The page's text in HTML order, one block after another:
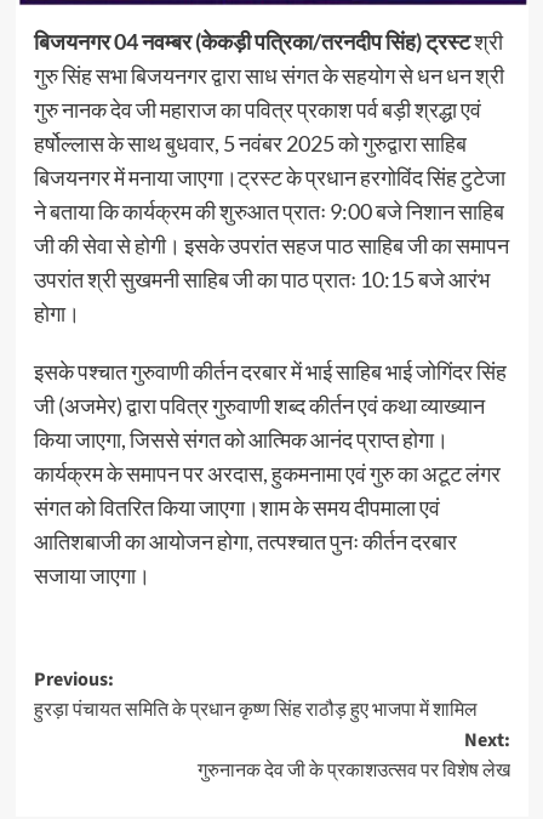
बिजयनगर 04 नवम्बर (केकड़ी पत्रिका/तरनदीप सिंह) ट्रस्टश्री
गुरु सिंह सभा बिजयनगर द्वारा साध संगत के सहयोग से धन धन श्री
गुरु नानक देव जी महाराज का पवित्र प्रकाश पर्व बड़ी श्रद्धा एवं
हर्षोल्लास के साथ बुधवार, 5 नवंबर 2025 को गुरुद्वारा साहिब
बिजयनगर में मनाया जाएगा।ट्रस्ट के प्रधान हरगोविंद सिंह टुटेजा
ने बताया कि कार्यक्रम की शुरुआत प्रातः 9:00 बजे निशान साहिब
जी की सेवा से होगी। इसके उपरांत सहज पाठ साहिब जी का समापन
उपरांत श्री सुखमनी साहिब जी का पाठ प्रातः 10:15 बजे आरंभ
होगा।
इसके पश्चात गुरुवाणी कीर्तन दरबार में भाई साहिब भाई जोगिंदर सिंह
जी (अजमेर) द्वारा पवित्र गुरुवाणी शब्द कीर्तन एवं कथा व्याख्यान
किया जाएगा, जिससे संगत को आत्मिक आनंद प्राप्त होगा।
कार्यक्रम के समापन पर अरदास, हुकमनामा एवं गुरु का अटूट लंगर
संगत को वितरित किया जाएगा।शाम के समय दीपमाला एवं
आतिशबाजी का आयोजन होगा, तत्पश्चात पुनः कीर्तन दरबार
सजाया जाएगा।
Previous:
हुरड़ा पंचायत समिति के प्रधान कृष्ण सिंह राठौड़ हुए भाजपा में शामिल
Next:
गुरुनानक देव जी के प्रकाशउत्सव पर विशेष लेख